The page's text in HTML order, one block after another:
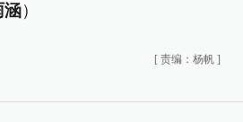
涵）
[ 责编：杨帆 ]